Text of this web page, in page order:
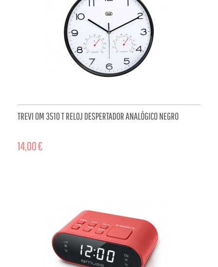
TREVI OM 3510 T RELOJ DESPERTADOR ANALÓGICO NEGRO
14,00 €